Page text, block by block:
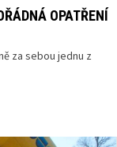
OPATŘENÍ
za sebou jednu z